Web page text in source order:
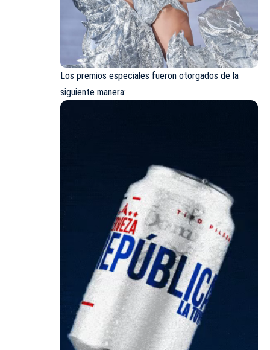
Los premios especiales fueron otorgados de la
siguiente manera: